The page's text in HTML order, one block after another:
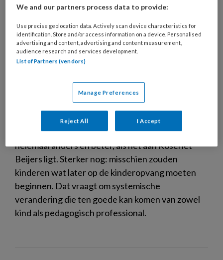
Roseriet Beijers: ‘Kinderen gaan te
jong naar kinderopvang en de
wenperiode moet anders’
De wenperiode op de kinderopvang moet
helemaal anders en beter, als het aan Roseriet
Beijers ligt. Sterker nog: misschien zouden
kinderen wat later op de kinderopvang moeten
beginnen. Dat vraagt om systemische
verandering die ten goede kan komen van zowel
kind als pedagogisch professional.
We and our partners process data to provide:
Use precise geolocation data. Actively scan device characteristics for
identification. Store and/or access information on a device. Personalised
advertising and content, advertising and content measurement,
audience research and services development.
List of Partners (vendors)
Manage Preferences
Reject All I Accept